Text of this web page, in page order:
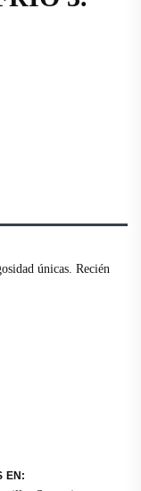
únicas. Recién
EN: